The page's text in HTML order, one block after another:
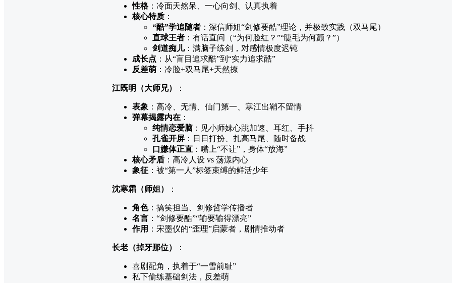
性格：冷面天然呆、一心向剑、认真执着
核心特质 ：
“酷”学追随者 ：深信师姐“剑修要酷”理论，并极致实践（双马尾）
直球王者 ：有话直问（“为何脸红？”“睫毛为何颤？”）
剑道痴儿：满脑子练剑，对感情极度迟钝
成长点 ：从“盲目追求酷”到“实力追求酷”
反差萌 ：冷脸+双马尾+天然撩
江既明（大师兄） ：
表象 ：高冷、无情、仙门第一、寒江出鞘不留情
弹幕揭露内在 ：
纯情恋爱脑 ：见小师妹心跳加速、耳红、手抖
孔雀开屏 ：日日打扮、扎高马尾、随时备战
口嫌体正直 ：嘴上“不让”，身体“放海”
核心矛盾 ：高冷人设 vs 荡漾内心
象征 ：被“第一人”标签束缚的鲜活少年
沈寒霜（师姐） ：
角色：搞笑担当、剑修哲学传播者
名言 ：“剑修要酷”“输要输得漂亮”
作用 ：宋墨仪的“歪理”启蒙者，剧情推动者
长老（掉牙那位） ：
喜剧配角，执着于“一雪前耻”
私下偷练基础剑法，反差萌